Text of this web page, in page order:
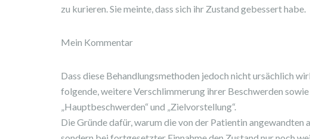
zu kurieren. Sie meinte, dass sich ihr Zustand gebessert habe.
Mein Kommentar
Dass diese Behandlungsmethoden jedoch nicht ursächlich
folgende, weitere Verschlimmerung ihrer Beschwerden
„Hauptbeschwerden“ und „Zielvorstellung“.
Die Gründe dafür, warum die von der Patientin